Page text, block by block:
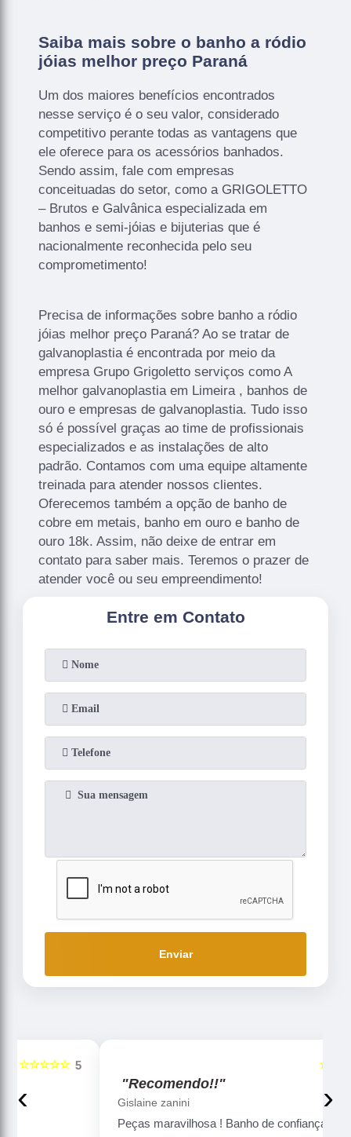
Saiba mais sobre o banho a ródio
jóias melhor preço Paraná
Um dos maiores benefícios encontrados
nesse serviço é o seu valor, considerado
competitivo perante todas as vantagens que
ele oferece para os acessórios banhados.
Sendo assim, fale com empresas
conceituadas do setor, como a GRIGOLETTO
– Brutos e Galvânica especializada em
banhos e semi-jóias e bijuterias que é
nacionalmente reconhecida pelo seu
comprometimento!
Precisa de informações sobre banho a ródio
jóias melhor preço Paraná? Ao se tratar de
galvanoplastia é encontrada por meio da
empresa Grupo Grigoletto serviços como A
melhor galvanoplastia em Limeira , banhos de
ouro e empresas de galvanoplastia. Tudo isso
só é possível graças ao time de profissionais
especializados e as instalações de alto
padrão. Contamos com uma equipe altamente
treinada para atender nossos clientes.
Oferecemos também a opção de banho de
cobre em metais, banho em ouro e banho de
ouro 18k. Assim, não deixe de entrar em
contato para saber mais. Teremos o prazer de
atender você ou seu empreendimento!
Entre em Contato
Enviar
"Recomendo!!"
Peças maravilhosa ! Banho de confiança
‹ ›